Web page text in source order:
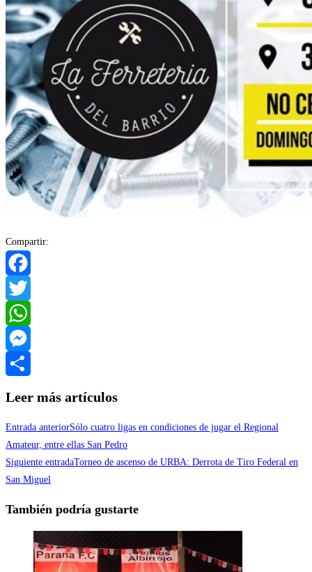
Compartir:
Facebook
Twitter
WhatsApp
Messenger
Leer más artículos
Entrada anteriorSólo cuatro ligas en condiciones de jugar el Regional
Amateur, entre ellas San Pedro
Siguiente entradaTorneo de ascenso de URBA: Derrota de Tiro Federal en
San Miguel
También podría gustarte